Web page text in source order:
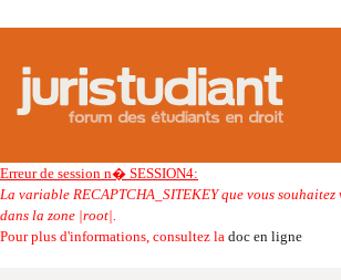
Erreur de session n� SESSION4:
La variable RECAPTCHA_SITEKEY que vous
dans la zone |root|.
Pour plus d'informations, consultez la doc en ligne